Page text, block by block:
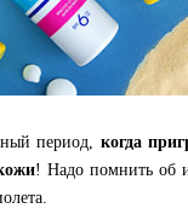
период, когда
! Надо помнить об